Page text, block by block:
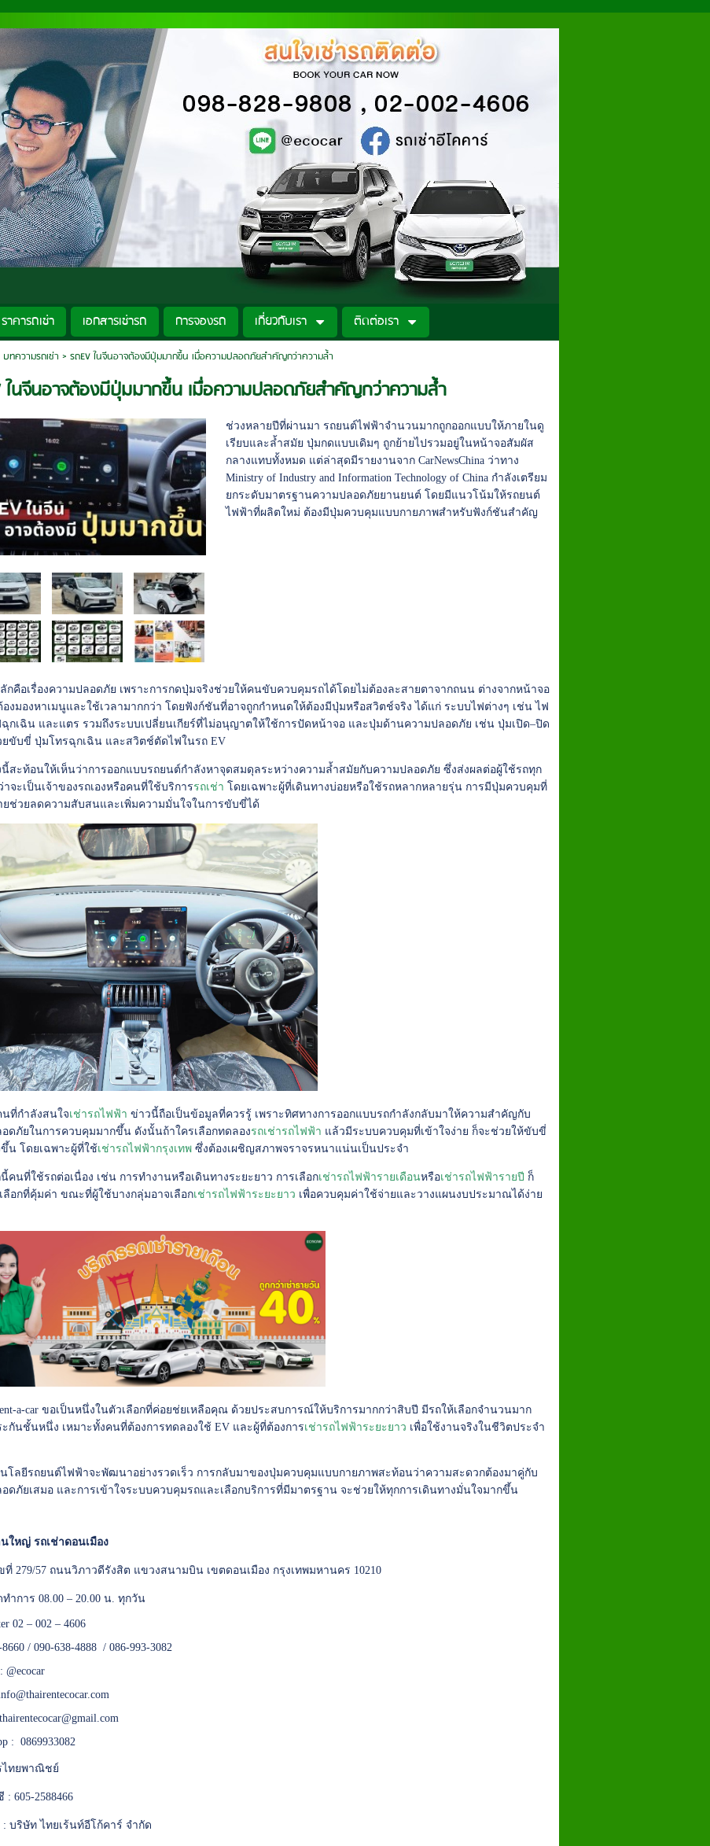
ราคารถเช่า เอกสารเช่ารถ การจองรถ เกี่ยวกับเรา ติดต่อเรา
บทความรถเช่า > รถEV ในจีนอาจต้องมีปุ่มมากขึ้น เมื่อความปลอดภัยสำคัญกว่าความล้ำ
ในจีนอาจต้องมีปุ่มมากขึ้น เมื่อความปลอดภัยสำคัญกว่าความล้ำ
ช่วงหลายปีที่ผ่านมา รถยนต์ไฟฟ้าจำนวนมากถูกออกแบบให้ภายในดู
เรียบและล้ำสมัย ปุ่มกดแบบเดิมๆ ถูกย้ายไปรวมอยู่ในหน้าจอสัมผัส
กลางแทบทั้งหมด แต่ล่าสุดมีรายงานจาก CarNewsChina ว่าทาง
Ministry of Industry and Information Technology of China กำลังเตรียม
ยกระดับมาตรฐานความปลอดภัยยานยนต์ โดยมีแนวโน้มให้รถยนต์
ไฟฟ้าที่ผลิตใหม่ ต้องมีปุ่มควบคุมแบบกายภาพสำหรับฟังก์ชันสำคัญ
กคือเรื่องความปลอดภัย เพราะการกดปุ่มจริงช่วยให้คนขับควบคุมรถได้โดยไม่ต้องละสายตาจากถนน ต่างจากหน้าจอ
งมองหาเมนูและใช้เวลามากกว่า โดยฟังก์ชันที่อาจถูกกำหนดให้ต้องมีปุ่มหรือสวิตช์จริง ได้แก่ ระบบไฟต่างๆ เช่น ไฟ
ฉุกเฉิน และแตร รวมถึงระบบเปลี่ยนเกียร์ที่ไม่อนุญาตให้ใช้การปัดหน้าจอ และปุ่มด้านความปลอดภัย เช่น ปุ่มเปิด–ปิด
ขับขี่ ปุ่มโทรฉุกเฉิน และสวิตช์ตัดไฟในรถ EV
สะท้อนให้เห็นว่าการออกแบบรถยนต์กำลังหาจุดสมดุลระหว่างความล้ำสมัยกับความปลอดภัย ซึ่งส่งผลต่อผู้ใช้รถทุก
าจะเป็นเจ้าของรถเองหรือคนที่ใช้บริการรถเช่า โดยเฉพาะผู้ที่เดินทางบ่อยหรือใช้รถหลากหลายรุ่น การมีปุ่มควบคุมที่
ยช่วยลดความสับสนและเพิ่มความมั่นใจในการขับขี่ได้
ที่กำลังสนใจเช่ารถไฟฟ้า ข่าวนี้ถือเป็นข้อมูลที่ควรรู้ เพราะทิศทางการออกแบบรถกำลังกลับมาให้ความสำคัญกับ
ดภัยในการควบคุมมากขึ้น ดังนั้นถ้าใครเลือกทดลองรถเช่ารถไฟฟ้า แล้วมีระบบควบคุมที่เข้าใจง่าย ก็จะช่วยให้ขับขี่
น โดยเฉพาะผู้ที่ใช้เช่ารถไฟฟ้ากรุงเทพ ซึ่งต้องเผชิญสภาพจราจรหนาแน่นเป็นประจำ
คนที่ใช้รถต่อเนื่อง เช่น การทำงานหรือเดินทางระยะยาว การเลือกเช่ารถไฟฟ้ารายเดือนหรือเช่ารถไฟฟ้ารายปี ก็
ลือกที่คุ้มค่า ขณะที่ผู้ใช้บางกลุ่มอาจเลือกเช่ารถไฟฟ้าระยะยาว เพื่อควบคุมค่าใช้จ่ายและวางแผนงบประมาณได้ง่าย
a-car ขอเป็นหนึ่งในตัวเลือกที่ค่อยช่ยเหลือคุณ ด้วยประสบการณ์ให้บริการมากกว่าสิบปี มีรถให้เลือกจำนวนมาก
กันชั้นหนึ่ง เหมาะทั้งคนที่ต้องการทดลองใช้ EV และผู้ที่ต้องการเช่ารถไฟฟ้าระยะยาว เพื่อใช้งานจริงในชีวิตประจำ
โลยีรถยนต์ไฟฟ้าจะพัฒนาอย่างรวดเร็ว การกลับมาของปุ่มควบคุมแบบกายภาพสะท้อนว่าความสะดวกต้องมาคู่กับ
ดภัยเสมอ และการเข้าใจระบบควบคุมรถและเลือกบริการที่มีมาตรฐาน จะช่วยให้ทุกการเดินทางมั่นใจมากขึ้น
ใหญ่ รถเช่าดอนเมือง
ที่ 279/57 ถนนวิภาวดีรังสิต แขวงสนามบิน เขตดอนเมือง กรุงเทพมหานคร 10210
ทำการ 08.00 – 20.00 น. ทุกวัน
02 – 002 – 4606
8660 / 090-638-4888 / 086-993-3082
:@ecocar
thairentecocar@gmail.com
: 0869933082
ไทยพาณิชย์
605-2588466
บริษัท ไทยเร้นท์อีโก้คาร์ จำกัด